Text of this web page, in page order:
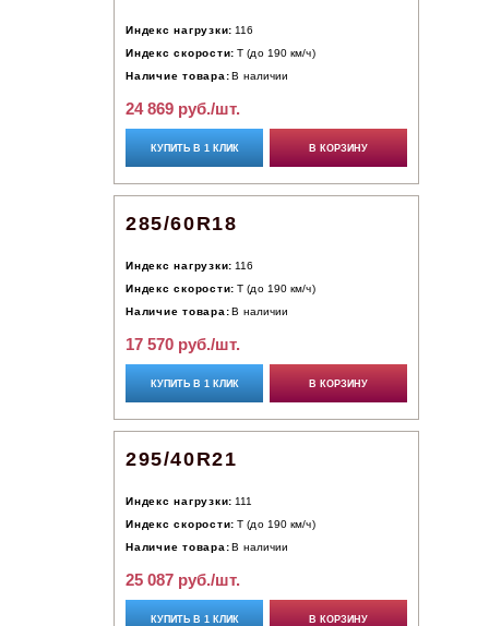
Индекс нагрузки: 116
Индекс скорости: T (до 190 км/ч)
Наличие товара: В наличии
24 869 руб./шт.
КУПИТЬ В 1 КЛИК В КОРЗИНУ
285/60R18
Индекс нагрузки: 116
Индекс скорости: T (до 190 км/ч)
Наличие товара: В наличии
17 570 руб./шт.
КУПИТЬ В 1 КЛИК В КОРЗИНУ
295/40R21
Индекс нагрузки: 111
Индекс скорости: T (до 190 км/ч)
Наличие товара: В наличии
25 087 руб./шт.
КУПИТЬ В 1 КЛИК В КОРЗИНУ